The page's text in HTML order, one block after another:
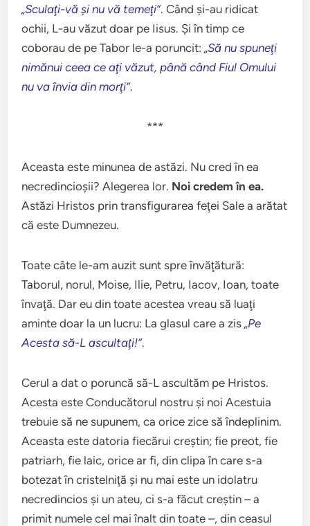
„Sculaţi-vă şi nu vă temeţi”. Când şi-au ridicat
ochii, L-au văzut doar pe Iisus. Şi în timp ce
coborau de pe Tabor le-a poruncit:„Să nu spuneţi
nimănui ceea ce aţi văzut, până când Fiul Omului
nu va învia din morţi”.
***
Aceasta este minunea de astăzi. Nu cred în ea
necredincioşii? Alegerea lor. Noi credem în ea.
Astăzi Hristos prin transfigurarea feţei Sale a arătat
că este Dumnezeu.
Toate câte le-am auzit sunt spre învăţătură:
Taborul, norul, Moise, Ilie, Petru, Iacov, Ioan, toate
învaţă. Dar eu din toate acestea vreau să luaţi
aminte doar la un lucru: La glasul care a zis„Pe
Acesta să-L ascultaţi!”.
Cerul a dat o poruncă să-L ascultăm pe Hristos.
Acesta este Conducătorul nostru şi noi Acestuia
trebuie să ne supunem, ca orice zice să îndeplinim.
Aceasta este datoria fiecărui creştin; fie preot, fie
patriarh, fie laic, orice ar fi, din clipa în care s-a
botezat în cristelniţă şi nu mai este un idolatru
necredincios şi un ateu, ci s-a făcut creştin – a
primit numele cel mai înalt din toate –, din ceasul